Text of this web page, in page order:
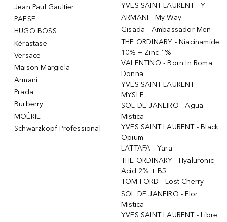
Jean Paul Gaultier
PAESE
HUGO BOSS
Kérastase
Versace
Maison Margiela
Armani
Prada
Burberry
MOÉRIE
Schwarzkopf Professional
YVES SAINT LAURENT - Y
ARMANI - My Way
Gisada - Ambassador Men
THE ORDINARY - Niacinamide
10% + Zinc 1%
VALENTINO - Born In Roma
Donna
YVES SAINT LAURENT -
MYSLF
SOL DE JANEIRO - Agua
Mistica
YVES SAINT LAURENT - Black
Opium
LATTAFA - Yara
THE ORDINARY - Hyaluronic
Acid 2% + B5
TOM FORD - Lost Cherry
SOL DE JANEIRO - Flor
Mistica
YVES SAINT LAURENT - Libre